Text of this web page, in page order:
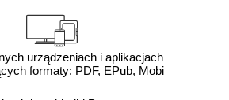
urządzeniach i aplikacjach
formaty: PDF, EPub, Mobi